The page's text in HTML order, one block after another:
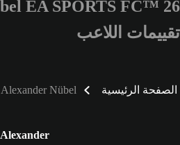
أدخل 3 أحرف أو أرقام على الأقل
EA SPORTS FC™ 26
تقييمات اللاعب
الصفحة الرئيسية Alexander Nübel
Alexander